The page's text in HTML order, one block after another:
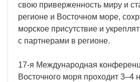
свою приверженность миру и
регионе и Восточном море,
морское присутствие и
с партнерами в регионе.
17-я Международная
Восточного моря проходит 3–4